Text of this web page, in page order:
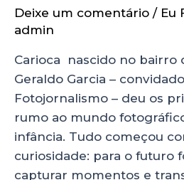
Deixe um comentário / Eu
admin
Carioca nascido no bairro
Geraldo Garcia –
Fotojornalismo – deu os
rumo ao mundo
infância. Tudo começou
curiosidade: para o futuro
capturar momentos e